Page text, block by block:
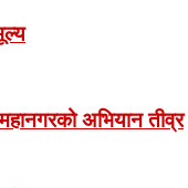
अभियान तीव्र